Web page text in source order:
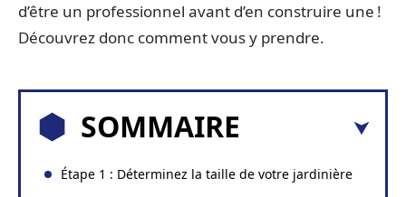
d’être un professionnel avant d’en construire une !
Découvrez donc comment vous y prendre.
SOMMAIRE
Étape 1 : Déterminez la taille de votre jardinière